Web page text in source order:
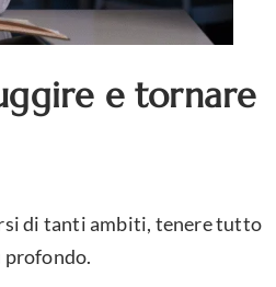
e tornare
di tanti ambiti, tenere tutto
profondo.